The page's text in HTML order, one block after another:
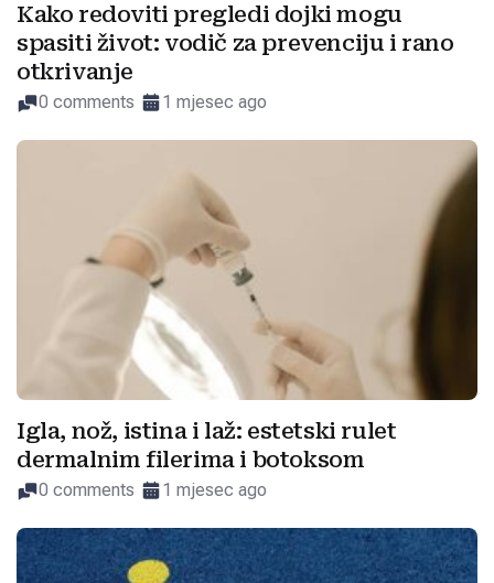
Kako redoviti pregledi dojki mogu
spasiti život: vodič za prevenciju i rano
otkrivanje
0 comments 1 mjesec ago
Igla, nož, istina i laž: estetski rulet
dermalnim filerima i botoksom
0 comments 1 mjesec ago